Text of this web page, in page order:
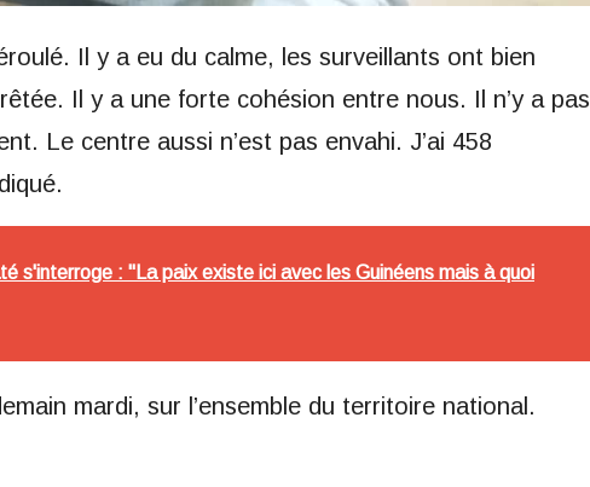
Il y a eu du calme, les surveillants ont bien
Il y a une forte cohésion entre nous. Il n’y a pas
Le centre aussi n’est pas envahi. J’ai 458
s'interroge : "La paix existe ici avec les Guinéens mais à quoi
mardi, sur l’ensemble du territoire national.